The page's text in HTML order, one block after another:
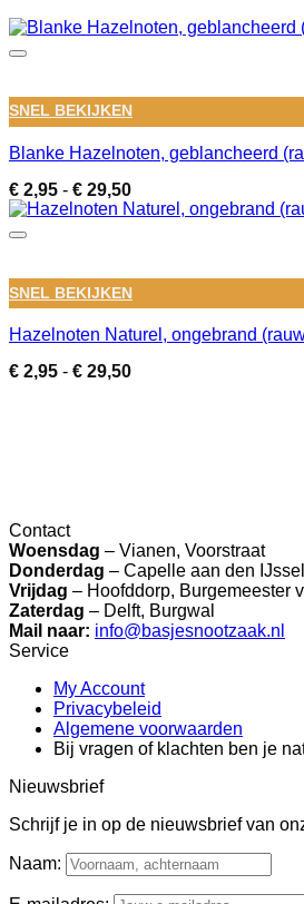
SNEL BEKIJKEN
Blanke Hazelnoten, geblancheerd
€ 2,95 - € 29,50Prijsklasse:
€ 2,95
SNEL BEKIJKEN
Hazelnoten Naturel, ongebrand
€ 2,95 - € 29,50Prijsklasse:
Contact
Woensdag – Vianen, Voorstraat
Donderdag – Capelle aan den
Vrijdag – Hoofddorp, Burgemeester
Zaterdag – Delft, Burgwal
Mail naar: info@basjesnootzaak.nl
Service
My Account
Privacybeleid
Algemene voorwaarden
Bij vragen of klachten ben je
Nieuwsbrief
Schrijf je in op de nieuwsbrief van
Naam: